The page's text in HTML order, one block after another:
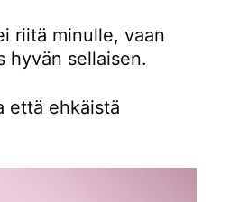
riitä minulle, vaan
hyvän sellaisen.
että ehkäistä